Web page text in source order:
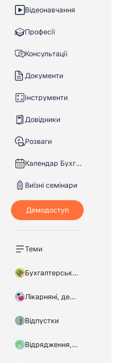
Відеонавчання
Професії
Консультації
Документи
Інструменти
Довідники
Розваги
Календар Бухгалтера
Виїзні семінари
Теми
Бухгалтерський облік
Лікарняні, декретні
Відпустки
Відрядження, підзвітні кошти